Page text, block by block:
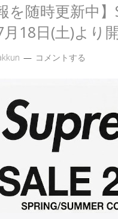
を随時更新中
18日(土)より
コメントする